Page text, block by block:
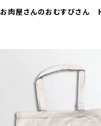
お肉屋さんのおむすびさん